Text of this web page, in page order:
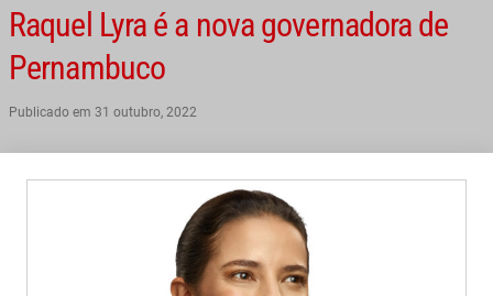
Raquel Lyra é a nova governadora de
Pernambuco
Publicado em 31 outubro, 2022